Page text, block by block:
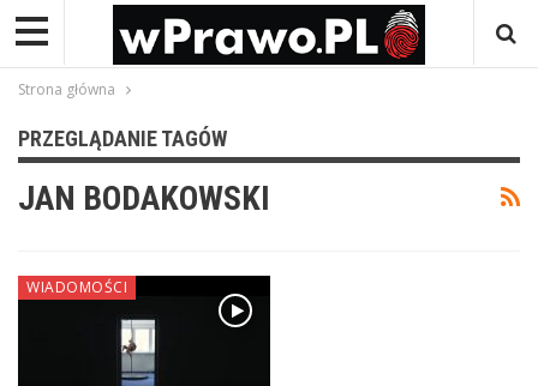
Strona główna
PRZEGLĄDANIE TAGÓW
JAN BODAKOWSKI
WIADOMOŚCI